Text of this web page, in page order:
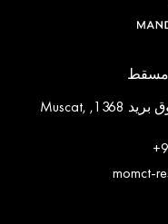
مسقط
الطريق 2827، شاطئ القرم، صندوق بريد 1368, Muscat,
momct-